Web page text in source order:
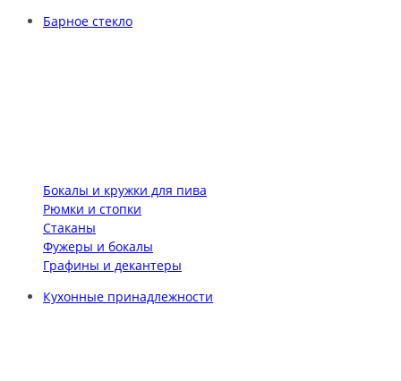
Барное стекло
Бокалы и кружки для пива
Рюмки и стопки
Стаканы
Фужеры и бокалы
Графины и декантеры
Кухонные принадлежности